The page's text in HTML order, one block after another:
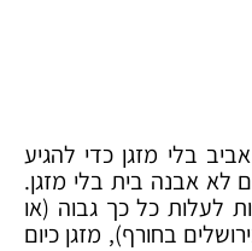
בלי מזגן כדי להגיע
לא אבנה בית בלי מזגן.
לעלות כל כך גבוה (או
בחורף), מזגן כיום